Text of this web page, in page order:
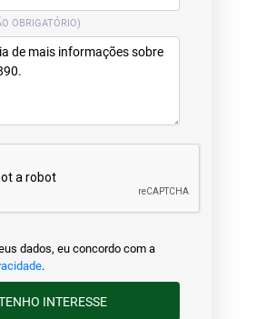
OBRIGATÓRIO)
dados, eu concordo com a
.
TENHO INTERESSE